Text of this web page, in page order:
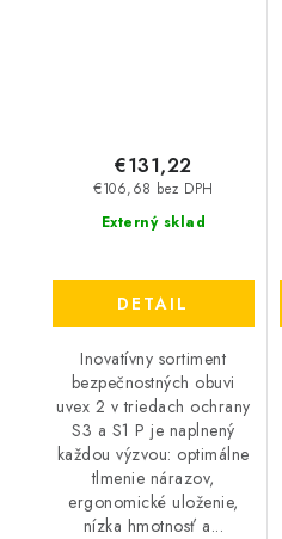
Externý sklad
€106,68 bez DPH
€131,22
DETAIL
Inovatívny sortiment
bezpečnostných obuvi
uvex 2 v triedach ochrany
S3 a S1 P je naplnený
každou výzvou: optimálne
tlmenie nárazov,
ergonomické uloženie,
nízka hmotnosť a...